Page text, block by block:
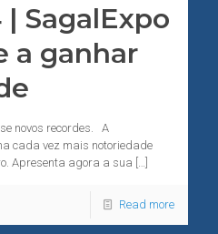
SagalExpo
a ganhar
novos recordes. A
cada vez mais notoriedade
Apresenta agora a sua
Read more